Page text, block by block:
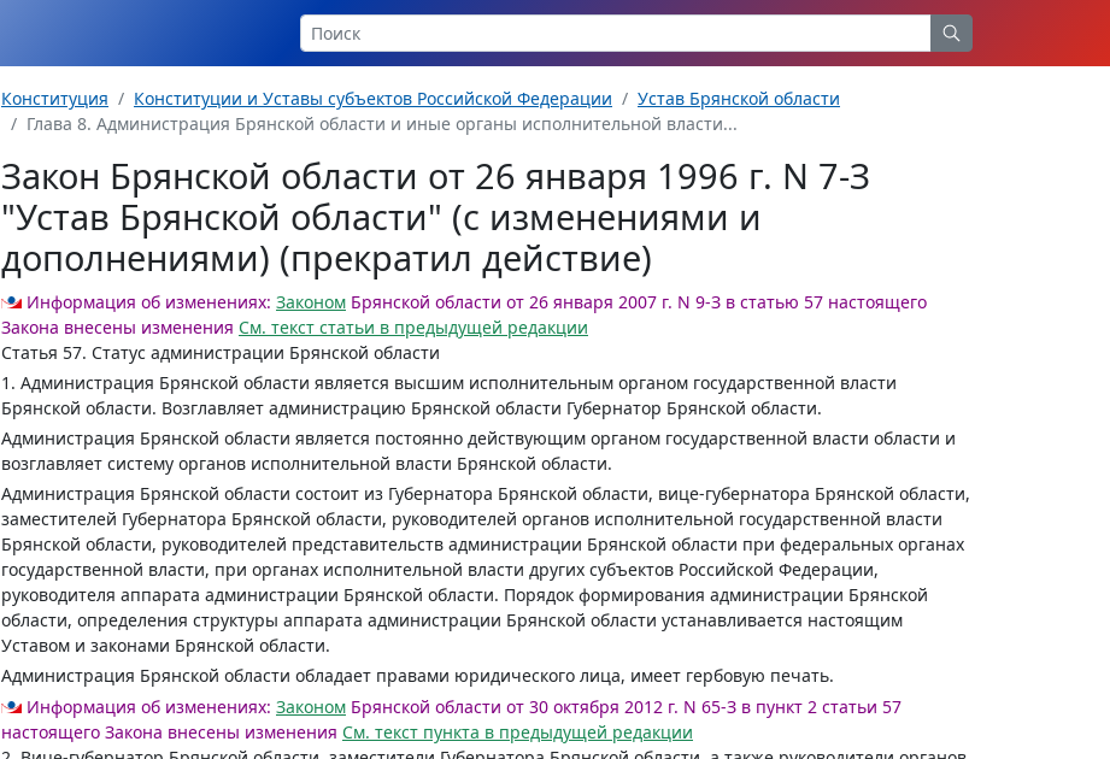
Конституция Конституции и Уставы субъектов Российской Федерации
Устав Брянской области
Глава 8. Администрация Брянской области и иные органы исполнительной власти...
Закон Брянской области от 26 января 1996 г. N 7-З
"Устав Брянской области" (с изменениями и
дополнениями) (прекратил действие)
Информация об изменениях: Законом Брянской области от 26 января 2007 г. N 9-З в статью 57 настоящего
Закона внесены изменения См. текст статьи в предыдущей редакции
Статья 57. Статус администрации Брянской области
1. Администрация Брянской области является высшим исполнительным органом государственной власти
Брянской области. Возглавляет администрацию Брянской области Губернатор Брянской области.
Администрация Брянской области является постоянно действующим органом государственной власти области и
возглавляет систему органов исполнительной власти Брянской области.
Администрация Брянской области состоит из Губернатора Брянской области, вице-губернатора Брянской области,
заместителей Губернатора Брянской области, руководителей органов исполнительной государственной власти
Брянской области, руководителей представительств администрации Брянской области при федеральных органах
государственной власти, при органах исполнительной власти других субъектов Российской Федерации,
руководителя аппарата администрации Брянской области. Порядок формирования администрации Брянской
области, определения структуры аппарата администрации Брянской области устанавливается настоящим
Уставом и законами Брянской области.
Администрация Брянской области обладает правами юридического лица, имеет гербовую печать.
Информация об изменениях: Законом Брянской области от 30 октября 2012 г. N 65-З в пункт 2 статьи 57
настоящего Закона внесены изменения См. текст пункта в предыдущей редакции